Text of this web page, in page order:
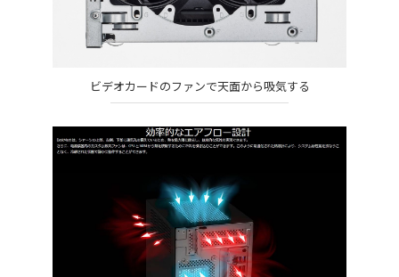
ビデオカードのファンで天面から吸気する